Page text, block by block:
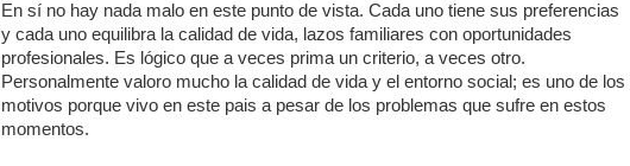
En sí no hay nada malo en este punto de vista. Cada uno tiene sus preferencias
y cada uno equilibra la calidad de vida, lazos familiares con oportunidades
profesionales. Es lógico que a veces prima un criterio, a veces otro.
Personalmente valoro mucho la calidad de vida y el entorno social; es uno de los
motivos porque vivo en este pais a pesar de los problemas que sufre en estos
momentos.